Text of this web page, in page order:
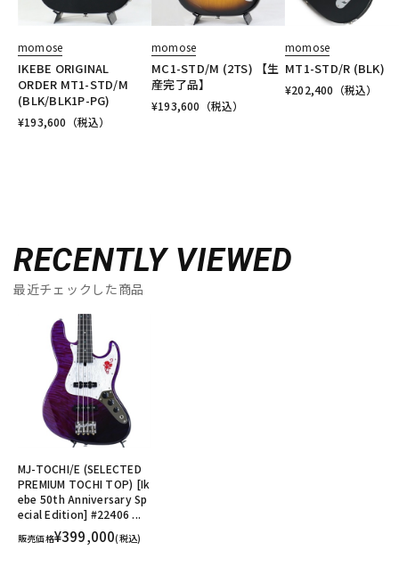
momose
IKEBE ORIGINAL
ORDER MT1-STD/M
(BLK/BLK1P-PG)
¥193,600 （税込）
momose
MC1-STD/M (2TS) 【生
産完了品】
¥193,600 （税込）
momose
MT1-STD/R (BLK)
¥202,400 （税込）
RECENTLY VIEWED
最近チェックした商品
MJ-TOCHI/E (SELECTED
PREMIUM TOCHI TOP) [Ik
ebe 50th Anniversary Sp
ecial Edition] #22406 ...
販売価格¥399,000(税込)